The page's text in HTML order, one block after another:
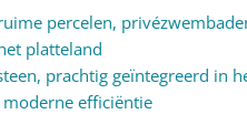
percelen,
platteland
prachtig geïntegreerd in
efficiëntie